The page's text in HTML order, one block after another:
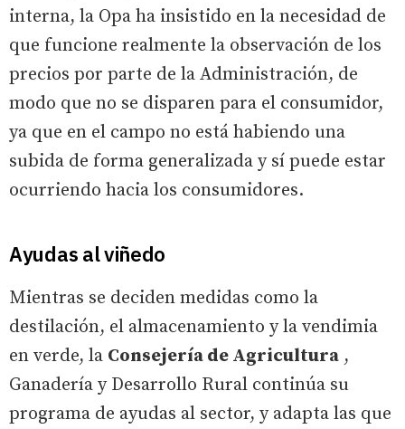
interna, la Opa ha insistido en la necesidad de
que funcione realmente la observación de los
precios por parte de la Administración, de
modo que no se disparen para el consumidor,
ya que en el campo no está habiendo una
subida de forma generalizada y sí puede estar
ocurriendo hacia los consumidores.
Ayudas al viñedo
Mientras se deciden medidas como la
destilación, el almacenamiento y la vendimia
en verde, la Consejería de Agricultura ,
Ganadería y Desarrollo Rural continúa su
programa de ayudas al sector, y adapta las que